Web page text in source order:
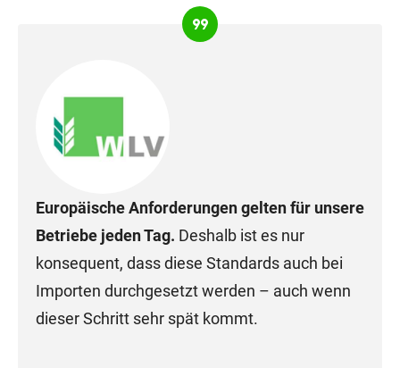
Europäische Anforderungen gelten für unsere
Betriebe jeden Tag. Deshalb ist es nur
konsequent, dass diese Standards auch bei
Importen durchgesetzt werden – auch wenn
dieser Schritt sehr spät kommt.